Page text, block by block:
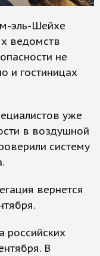
эль-Шейхе
ведомств
не
и гостиницах
уже
в воздушной
систему
вернется
российских
В